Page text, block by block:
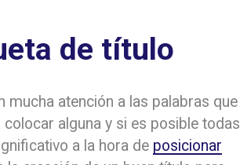
de título
mucha atención a las palabras que
alguna y si es posible todas
a la hora de posicionar